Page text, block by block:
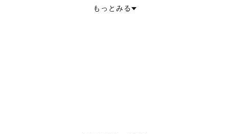
香取市 山武市いすみ市
もっとみる